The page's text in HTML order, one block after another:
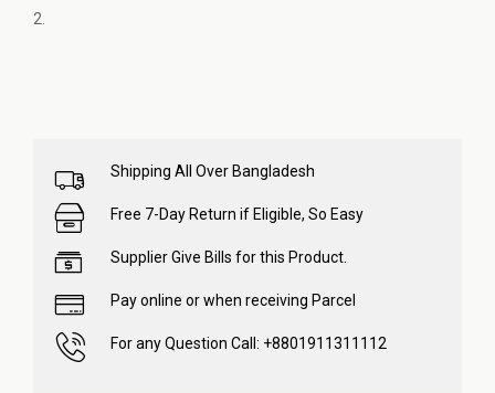
2.
Shipping All Over Bangladesh
Free 7-Day Return if Eligible, So Easy
Supplier Give Bills for this Product.
Pay online or when receiving Parcel
For any Question Call: +8801911311112